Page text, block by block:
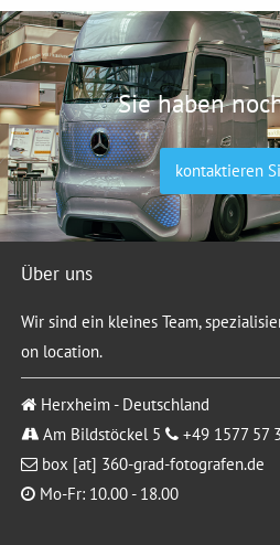
Sie haben
kontaktieren
Über uns
Wir sind ein kleines Team,
on location.
Herxheim - Deutschland
Am Bildstöckel 5
+49 1577 57
box [at] 360-grad-fotografen.de
Mo-Fr: 10.00 - 18.00